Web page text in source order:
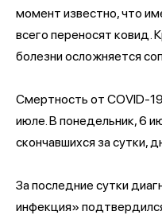
момент известно, что
всего переносят ковид.
болезни осложняется
Смертность от COVID-
июле. В понедельник, 6
скончавшихся за сутки,
За последние сутки
инфекция»